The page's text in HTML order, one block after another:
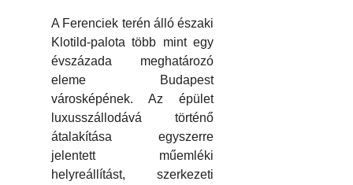
A Ferenciek terén álló északi
Klotild-palota több mint egy
évszázada meghatározó
eleme Budapest
városképének. Az épület
luxusszállodává történő
átalakítása egyszerre
jelentett műemléki
helyreállítást, szerkezeti